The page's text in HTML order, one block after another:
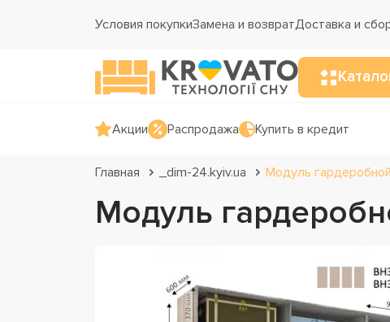
Условия покупкиЗамена и возвратДоставка и
Акции Распродажа Купить в кредит
Главная _dim-24.kyiv.ua Модуль
Модуль